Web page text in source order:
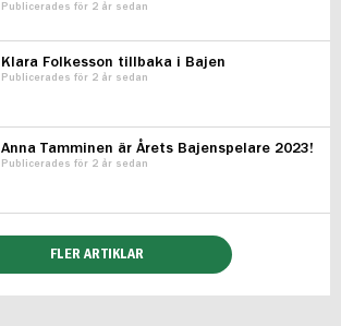
Publicerades för 2 år sedan
Klara Folkesson tillbaka i Bajen
Publicerades för 2 år sedan
Anna Tamminen är Årets Bajenspelare 2023!
Publicerades för 2 år sedan
FLER ARTIKLAR